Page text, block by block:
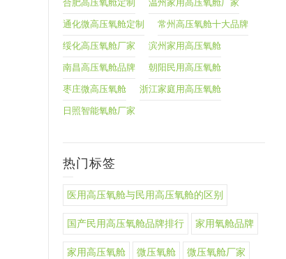
合肥高压氧舱定制 温州家用高压氧舱厂家
通化微高压氧舱定制 常州高压氧舱十大品牌
绥化高压氧舱厂家 滨州家用高压氧舱
南昌高压氧舱品牌 朝阳民用高压氧舱
枣庄微高压氧舱 浙江家庭用高压氧舱
日照智能氧舱厂家
热门标签
医用高压氧舱与民用高压氧舱的区别
国产民用高压氧舱品牌排行 家用氧舱品牌
家用高压氧舱 微压氧舱 微压氧舱厂家